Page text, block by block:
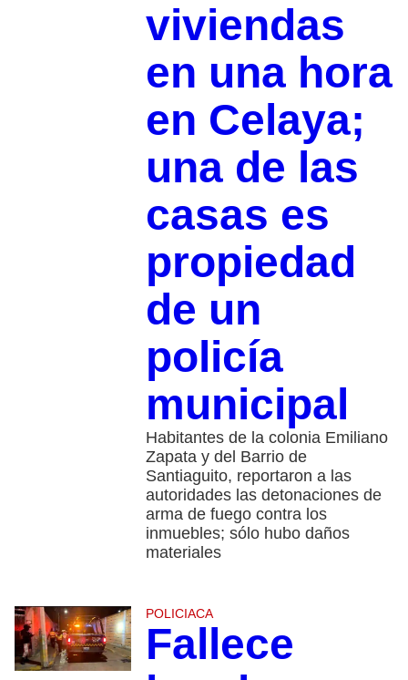
viviendas
en una hora
en Celaya;
una de las
casas es
propiedad
de un
policía
municipal
Habitantes de la colonia Emiliano
Zapata y del Barrio de
Santiaguito, reportaron a las
autoridades las detonaciones de
arma de fuego contra los
inmuebles; sólo hubo daños
materiales
POLICIACA
Fallece